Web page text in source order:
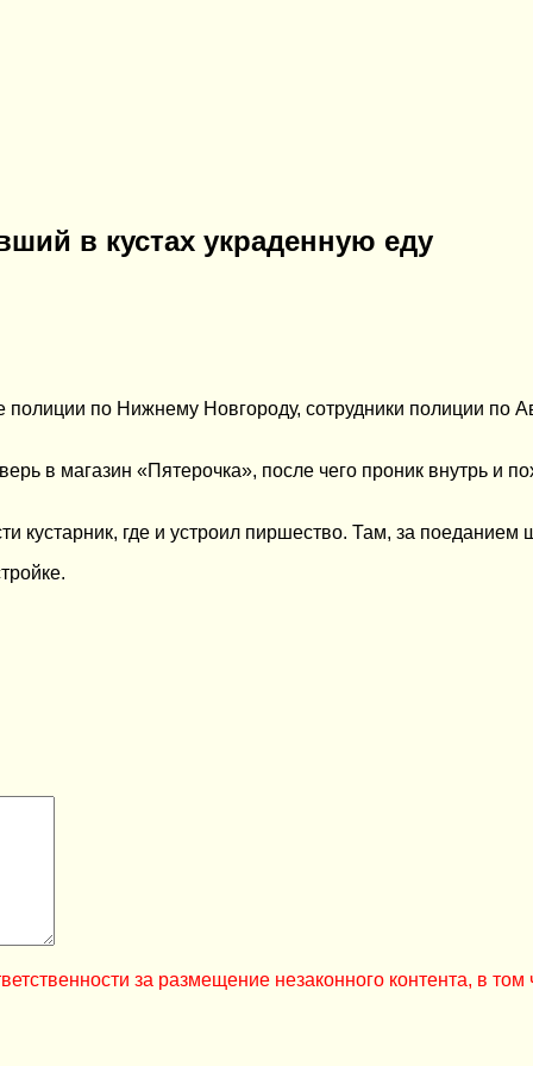
в кустах украденную еду
по Нижнему Новгороду, сотрудники полиции по
в магазин «Пятерочка», после чего проник внутрь и
кустарник, где и устроил пиршество. Там, за
за размещение незаконного контента, в том